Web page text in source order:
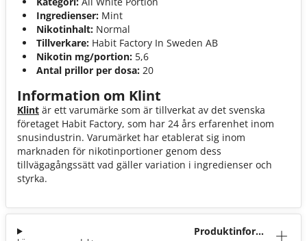
Ingredienser: Mint
Nikotinhalt: Normal
Tillverkare: Habit Factory In Sweden AB
Nikotin mg/portion: 5,6
Antal prillor per dosa: 20
Information om Klint
Klint är ett varumärke som är tillverkat av det svenska
företaget Habit Factory, som har 24 års erfarenhet inom
snusindustrin. Varumärket har etablerat sig inom
marknaden för nikotinportioner genom dess
tillvägagångssätt vad gäller variation i ingredienser och
styrka.
Produktinforma